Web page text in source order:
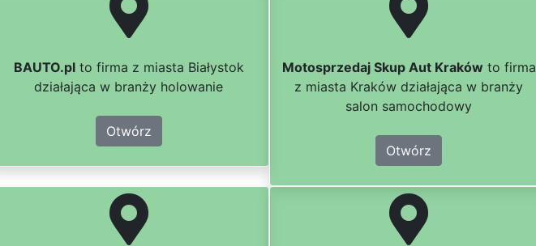
BAUTO.plto firma z miasta Białystok
działająca w branży holowanie
Otwórz
Motosprzedaj Skup Aut Kraków to firma
z miasta Kraków działająca w branży
salon samochodowy
Otwórz